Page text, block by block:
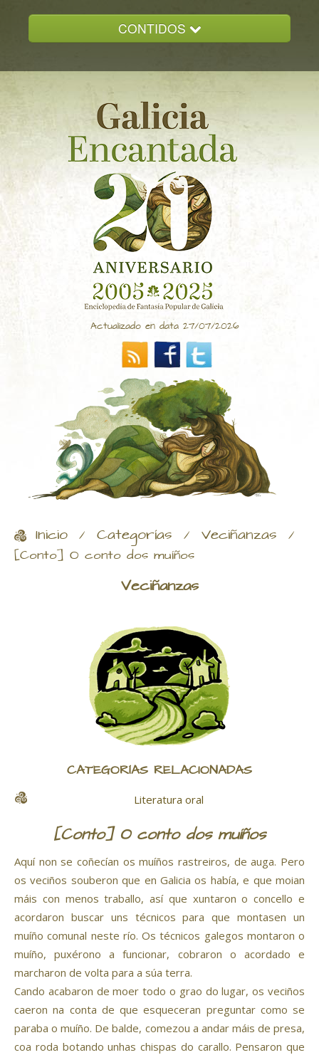
CONTIDOS
GALICIA ENCANTADA
DOCUMENTACION
NOVAS
CONTACTO
Actualizado en data 27/07/2026
Inicio / Categorías / Veciñanzas /
[Conto] O conto dos muíños
Veciñanzas
CATEGORÍAS RELACIONADAS
Literatura oral
[Conto] O conto dos muíños
Aquí non se coñecían os muíños rastreiros, de auga. Pero
os veciños souberon que en Galicia os había, e que moian
máis con menos traballo, así que xuntaron o concello e
acordaron buscar uns técnicos para que montasen un
muíño comunal neste río. Os técnicos galegos montaron o
muíño, puxérono a funcionar, cobraron o acordado e
marcharon de volta para a súa terra.
Cando acabaron de moer todo o grao do lugar, os veciños
caeron na conta de que esqueceran preguntar como se
paraba o muíño. De balde, comezou a andar máis de presa,
coa roda botando unhas chispas do carallo. Pensaron que